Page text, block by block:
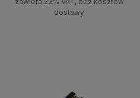
dostawy